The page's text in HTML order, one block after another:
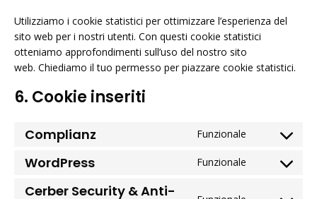
Utilizziamo i cookie statistici per ottimizzare l’esperienza del
sito web per i nostri utenti. Con questi cookie statistici
otteniamo approfondimenti sull’uso del nostro sito
web. Chiediamo il tuo permesso per piazzare cookie statistici.
6. Cookie inseriti
Complianz Funzionale
Consent
complianz
WordPress Funzionale
Consent
Cerber Security & Anti-